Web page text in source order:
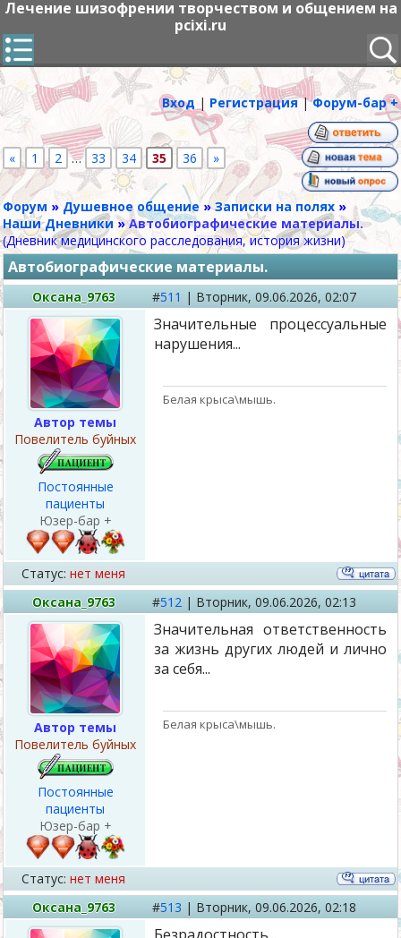
Лечение шизофрении творчеством и общением на
pcixi.ru
Вход | Регистрация|Форум-бар +
« 1 2 … 33 34 35 36 »
Форум » Душевное общение » Записки на полях »
Наши Дневники » Автобиографические материалы.
(Дневник медицинского расследования, история жизни)
Автобиографические материалы.
Оксана_9763 #511 | Вторник, 09.06.2026, 02:07
Автор темы
Повелитель буйных
Постоянные
пациенты
Юзер-бар +
Значительные процессуальные
нарушения...
Белая крыса\мышь.
Статус: нет меня
Оксана_9763
#512 | Вторник, 09.06.2026, 02:13
Автор темы
Повелитель буйных
Постоянные
пациенты
Юзер-бар +
Значительная ответственность
за жизнь других людей и лично
за себя...
Белая крыса\мышь.
Статус: нет меня
Оксана_9763
#513 | Вторник, 09.06.2026, 02:18